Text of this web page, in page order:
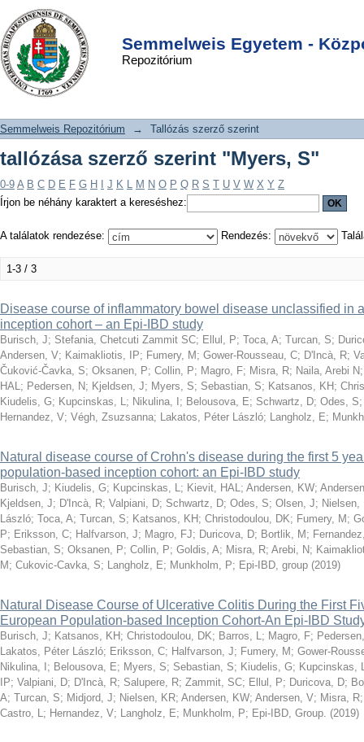
Semmelweis Egyetem -
Repozitórium
tallózása szerző szerint "Myers, S"
DSpace/Manakin Repository
Semmelweis Repozitórium → Tallózás szerző szerint
tallózása szerző szerint "Myers, S"
0-9 A B C D E F G H J K L M N O P Q R S T U V W X Y Z
Írjon be néhány karaktert a kereséshez:
A találatok rendezése: Rendezés:
1-3 / 3
Disease course of inflammatory bowel disease unclassified in
inception cohort – an Epi-IBD study
Burisch, J; Stefania, Chetcuti Zammit SC; Ellul, P; Toca, A; Turcan, S;
Andersen, V; Kaimakliotis, IP; Fumery, M ; Gower-Rousseau, C; D'Incà, R;
Čuković-Čavka, S; Oksanen, P; Collin, P; Magro, F; Misra, R; Naila, Arebi N
HAL; Pedersen, N; Kjeldsen, J; Myers, S; Sebastian, S; Katsanos, KH ;
Kiudelis, G; Kupcinskas, L; Nikulina, I ; Belousova, E; Schwartz, D; Odes, S
Hernandez, V; Végh, Zsuzsanna; Lakatos, Péter László; Langholz, E;
Natural disease course of Crohn's disease during the first 5
population-based inception cohort: an Epi-IBD study
Burisch, J; Kiudelis, G; Kupcinskas, L; Kievit, HAL; Andersen, KW;
Kjeldsen, J; D'Incà, R; Valpiani, D; Schwartz, D; Odes, S; Olsen, J; Nielsen,
László; Toca, A; Turcan, S; Katsanos, KH ; Christodoulou, DK; Fumery, M ;
P; Eriksson, C; Halfvarson, J; Magro, FJ; Duricova, D; Bortlik, M ;
Sebastian, S; Oksanen, P; Collin, P; Goldis, A; Misra, R; Arebi, N;
M ; Cukovic-Cavka, S; Langholz, E; Munkholm, P; Epi-IBD, group (2019)
Natural Disease Course of Ulcerative Colitis During the First
European Population-based Inception Cohort-An Epi-IBD
Burisch, J; Katsanos, KH ; Christodoulou, DK; Barros, L; Magro, F;
Lakatos, Péter László; Eriksson, C; Halfvarson, J; Fumery, M ; Gower-
Nikulina, I ; Belousova, E; Myers, S; Sebastian, S; Kiudelis, G; Kupcinskas,
IP; Valpiani, D; D'Incà, R; Salupere, R; Zammit, SC; Ellul, P; Duricova, D;
A; Turcan, S; Midjord, J; Nielsen, KR; Andersen, KW; Andersen, V; Misra, R
Castro, L; Hernandez, V; Langholz, E; Munkholm, P; Epi-IBD, Group. (2019)